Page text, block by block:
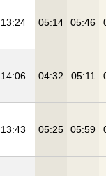
13:24 05:14 05:46
14:06 04:32 05:11
13:43 05:25 05:59